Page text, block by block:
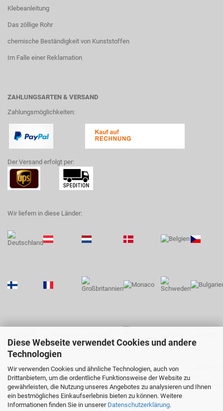
Diese Webseite verwendet Cookies und andere
Technologien
Wir verwenden Cookies und ähnliche Technologien, auch von
Drittanbietern, um die ordentliche Funktionsweise der Website zu
gewährleisten, die Nutzung unseres Angebotes zu analysieren und Ihnen
ein bestmögliches Einkaufserlebnis bieten zu können. Weitere
Informationen finden Sie in unserer Datenschutzerklärung.
Klebeanleitung
Das zöllige Rohr
chemische Beständigkeit von Kunststoffen
Im Falle einer Reklamation
ZAHLUNGSARTEN & VERSAND
Zahlungsmöglichkeiten:
Der Versand erfolgt per:
Wir liefern in diese Länder: